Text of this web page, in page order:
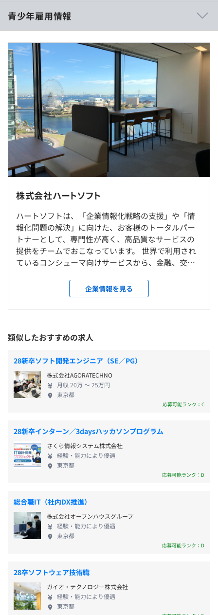
を通じて、仕事を覚えていただきます。
・年度の始めに目標設定面談を実施します。その後は四半
期ごとに面談をおこない、年度末の評価面談で能力給が決
まります。
受動喫煙防止措置に関する事項
屋内原則禁煙（喫煙室あり）
JR桜木町駅より徒歩3分（出口：北改札・東口）
10:00～17:00
休憩時間：12:00～13:00
平均残業時間：インターンのためなし
実施日のみ
・交通費支給あり（但し、2日間で上限1万円まで）
インターンのためなし
青少年雇用情報
過去３年間の新卒採用者数・離職者数
前年度 採用者数2人 離職者数0人
2年度前 採用者数2人 離職者数2人
3年度前 採用者数7人 離職者数2人
過去３年間の新卒採用者数の男女別人数
前年度 男性1人 女性1人
2年度前 男性1人 女性1人
3年度前 男性5人 女性2人
平均勤続年数
9.4年
研修の有無及び内容
新入社員IT研修、OJT研修、提携機関によるオンライン研
修（ITスキル、ビジネススキル）
自己啓発支援の有無及びその内容
んで受講することができます。事前に教育担当者の承認を
得れば、教育訓練に掛かった時間は、賃金の対象となりま
す。
あり
キャリアコンサルティング制度の有無及びその内容
4半期に1回、上長との面談を実施します。
入社4年目等の社員を対象にセルフ・キャリアドックを実
施。キャリアコンサルタントによるキャリアコンサルティ
ングを行い、社員が主体的にキャリア・プラン（働き方や
職業能力開発の目標や計画）を考え、それに即して働こう
社内検定等の制度の有無及びその内容
なし
13.4時間
前年度の有給休暇の平均取得日数
15.1日
前事業年度の育児休業取得者数／出産者数
女性0人/0人
役員及び管理的地位にある者に占める女性の割合
役員0.0%
管理職25.0%
株式会社ハートソフト
ハートソフトは、「企業情報化戦略の支援」や「情
報化問題の解決」に向けた、お客様のトータルパー
トナーとして、専門性が高く、高品質なサービスの
提供をチームでおこなっています。 世界で利用され
ているコンシューマ向けサービスから、金融、交
テムなどさまざまな分野のシステム開発に携わって
います。 みなさんの周りで使われているような公共
性、公益性の高いシステム開発も多数あります。自分
ていると実感できる仕事です。大手通信会社やSIerと
の長年の実績により上流工程から参画することも多
く、最近では大手エンドユーザ企業との取引も多く
なってきました。 お客様のために「出来ることは何
か」を考え、お客様を成功に導くことが私たちの成
功であり、そこに私たちの成長があります。このマイ
ンドこそが私たちの価値です。
企業情報を見る
類似したおすすめの求人
28新卒ソフト開発エンジニア（SE／PG）
株式会社AGORATECHNO
月収 20万 〜 25万円
東京都
応募可能ランク：C
28新卒インターン／3daysハッカソンプログラム
さくら情報システム株式会社
経験・能力により優遇
東京都
応募可能ランク：D
総合職IT（社内DX推進）
株式会社オープンハウスグループ
経験・能力により優遇
東京都
応募可能ランク：D
28卒ソフトウェア技術職
ガイオ・テクノロジー株式会社
経験・能力により優遇
東京都